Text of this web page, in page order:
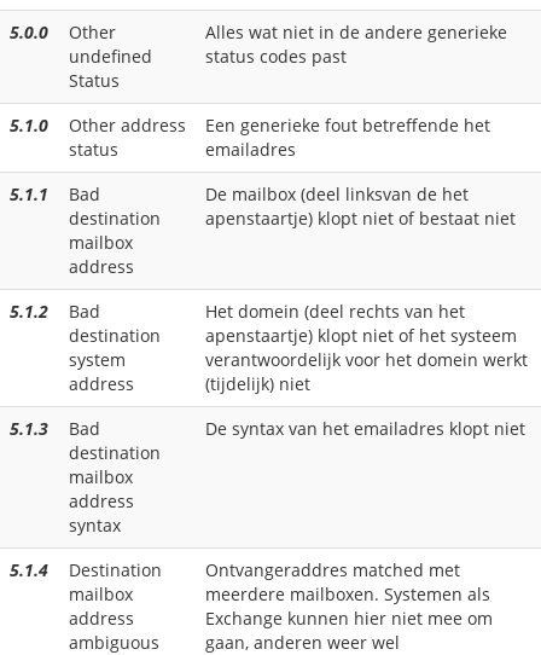
5.0.0
Other
undefined
Status
Alles wat niet in de andere generieke
status codes past
5.1.0
Other address
status
Een generieke fout betreffende het
emailadres
5.1.1
Bad
destination
mailbox
address
De mailbox (deel linksvan de het
apenstaartje) klopt niet of bestaat niet
5.1.2
Bad
destination
system
address
Het domein (deel rechts van het
apenstaartje) klopt niet of het systeem
verantwoordelijk voor het domein werkt
(tijdelijk) niet
5.1.3
Bad
destination
mailbox
address
syntax
De syntax van het emailadres klopt niet
5.1.4
Destination
mailbox
address
ambiguous
Ontvangeraddres matched met
meerdere mailboxen. Systemen als
Exchange kunnen hier niet mee om
gaan, anderen weer wel